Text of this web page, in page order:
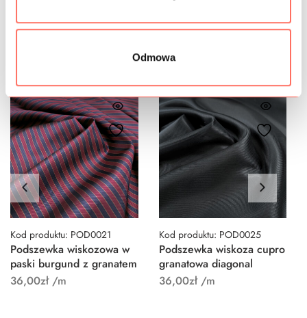
Odmowa
Podobne produkty
Kod produktu: POD0021
Podszewka wiskozowa w
paski burgund z granatem
36,00zł/m
Kod produktu: POD0025
Podszewka wiskoza cupro
granatowa diagonal
36,00zł/m